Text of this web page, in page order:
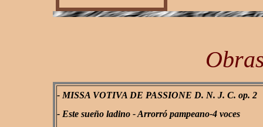
- MISSA VOTIVA DE PASSIONE D. N. J. C. op. 2
- Este sueño ladino - Arrorró pampeano-4 voces